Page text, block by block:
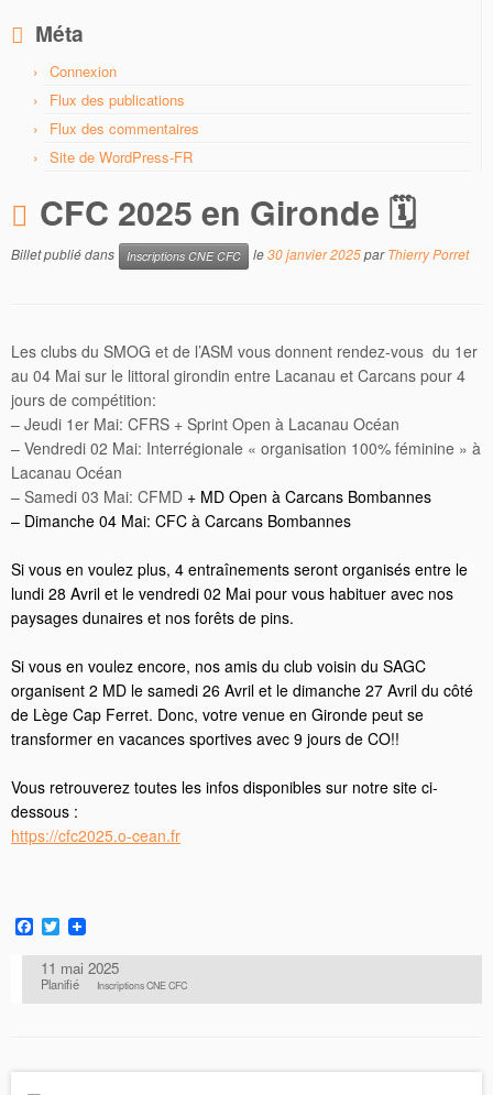
Méta
Connexion
Flux des publications
Flux des commentaires
Site de WordPress-FR
CFC 2025 en Gironde 🗓
Billet publié dans Inscriptions CNE CFC le30 janvier 2025parThierry Porret
Les clubs du SMOG et de l’ASM vous donnent rendez-vous du 1er
au 04 Mai sur le littoral girondin entre Lacanau et Carcans pour 4
jours de compétition:
– Jeudi 1er Mai: CFRS + Sprint Open à Lacanau Océan
– Vendredi 02 Mai: Interrégionale « organisation 100% féminine » à
Lacanau Océan
– Samedi 03 Mai: CFMD + MD Open à Carcans Bombannes
– Dimanche 04 Mai: CFC à Carcans Bombannes
Si vous en voulez plus, 4 entraînements seront organisés entre le
lundi 28 Avril et le vendredi 02 Mai pour vous habituer avec nos
paysages dunaires et nos forêts de pins.
Si vous en voulez encore, nos amis du club voisin du SAGC
organisent 2 MD le samedi 26 Avril et le dimanche 27 Avril du côté
de Lège Cap Ferret. Donc, votre venue en Gironde peut se
transformer en vacances sportives avec 9 jours de CO!!
Vous retrouverez toutes les infos disponibles sur notre site ci-
dessous :
https://cfc2025.o-cean.fr
F
a
e
b
T
w
i
t
t
11 mai 2025
Planifié Inscriptions CNE CFC